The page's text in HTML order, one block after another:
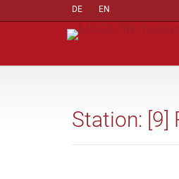
DE EN
Station: [9]